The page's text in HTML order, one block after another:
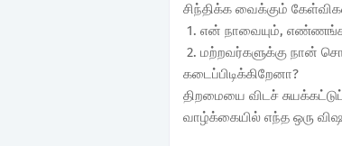
சிந்திக்க வைக்கும்
1. என் நாவையும்,
2. மற்றவர்களுக்கு நான்
கடைப்பிடிக்கிறேனா?
திறமையை விடச்
வாழ்க்கையில் எந்த ஒரு